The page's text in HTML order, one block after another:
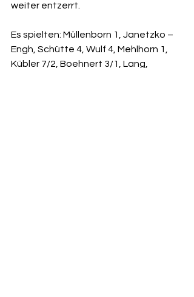
weiter entzerrt.
Es spielten: Müllenborn 1, Janetzko –
Engh, Schütte 4, Wulf 4, Mehlhorn 1,
Kübler 7/2, Boehnert 3/1, Lang,